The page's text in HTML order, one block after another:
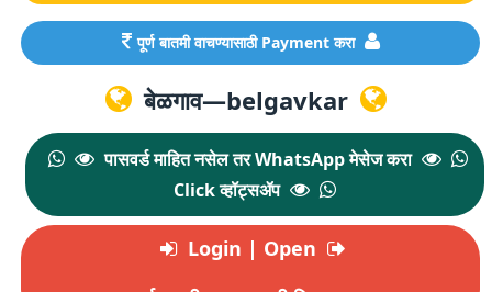
पूर्ण बातमी वाचण्यासाठी Payment करा
बेळगाव—belgavkar
पासवर्ड माहित नसेल तर WhatsApp मेसेज करा
Click व्हॉट्सॲप
Login | Open